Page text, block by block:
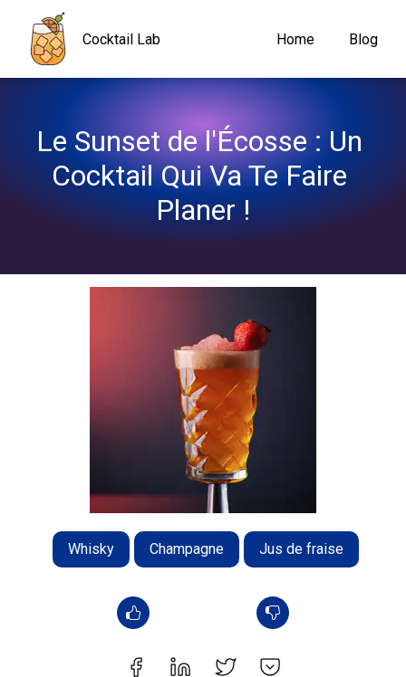
Cocktail Lab Home Blog
Le Sunset de l'Écosse : Un
Cocktail Qui Va Te Faire
Planer !
Whisky Champagne Jus de fraise
Navigated to Le Sunset de l'Écosse : Un Cocktail Qui Va Te